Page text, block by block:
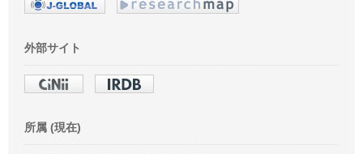
外部サイト
所属 (現在)